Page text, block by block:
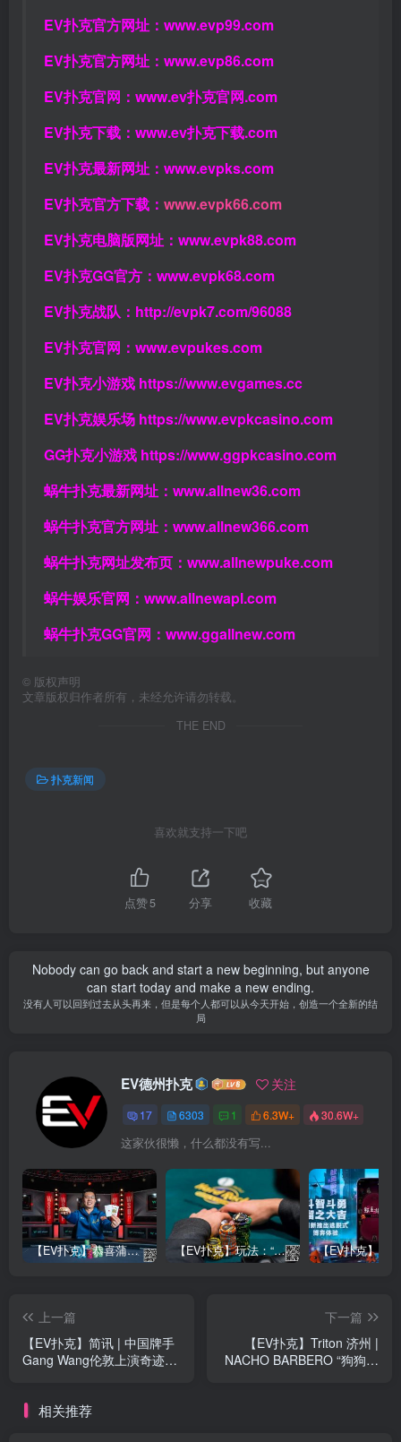
EV扑克官方网址： www.evp99.com
EV扑克官方网址： www.evp86.com
EV扑克官网： www.ev扑克官网.com
EV扑克下载： www.ev扑克下载.com
EV扑克最新网址： www.evpks.com
EV扑克官方下载： www.evpk66.com
EV扑克电脑版网址： www.evpk88.com
EV扑克GG官方： www.evpk68.com
EV扑克战队： http://evpk7.com/96088
EV扑克官网： www.evpukes.com
EV扑克小游戏 https://www.evgames.cc
EV扑克娱乐场 https://www.evpkcasino.com
GG扑克小游戏 https://www.ggpkcasino.com
蜗牛扑克最新网址： www.allnew36.com
蜗牛扑克官方网址： www.allnew366.com
蜗牛扑克网址发布页： www.allnewpuke.com
蜗牛娱乐官网： www.allnewapl.com
蜗牛扑克GG官网： www.ggallnew.com
© 版权声明
文章版权归作者所有，未经允许请勿转载。
THE END
扑克新闻
喜欢就支持一下吧
点赞5 分享 收藏
Nobody can go back and start a new beginning, but anyone
can start today and make a new ending.
没有人可以回到过去从头再来，但是每个人都可以从今天开始，创造一个全新的结
局
EV德州扑克 关注
17 6303 1 6.3W+ 30.6W+
这家伙很懒，什么都没有写...
【EV扑克】恭喜蒲蔚然赛事#65夺冠，收获国人2023WSOP第六条金手链，奖金93万刀！ 【EV扑克】玩法：“松弱鱼/松凶鱼打法”的基本攻略
上一篇
【EV扑克】简讯 | 中国牌手
Gang Wang伦敦上演奇迹逆
下一篇
【EV扑克】Triton 济州 |
NACHO BARBERO “狗狗幸
相关推荐